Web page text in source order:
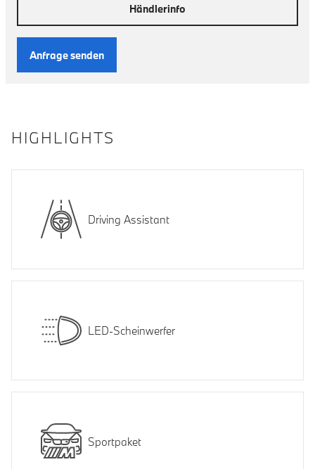
Händlerinfo
Anfrage senden
HIGHLIGHTS
Driving Assistant
LED-Scheinwerfer
Sportpaket